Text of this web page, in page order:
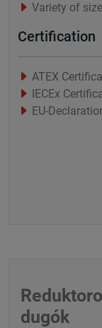
Variety of
Certification
ATEX
IECEx
EU-
dugók